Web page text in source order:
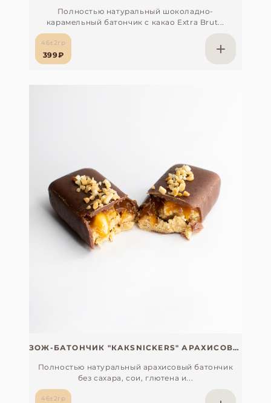
Полностью натуральный шоколадно-
карамельный батончик c какао Extra Brut...
46±2гр
399₽
ЗОЖ-БАТОНЧИК "КАКSNICKERS" АРАХИСОВЫЙ БЕЗ САХАРА, СОИ, ГЛЮТЕНА И ЛАКТОЗЫ С ОРГАНИЧЕСКИМ ЭКСТРАКТОМ МАКИ ПЕРУАНСКОЙ
Полностью натуральный арахисовый батончик
без сахара, сои, глютена и...
46±2гр